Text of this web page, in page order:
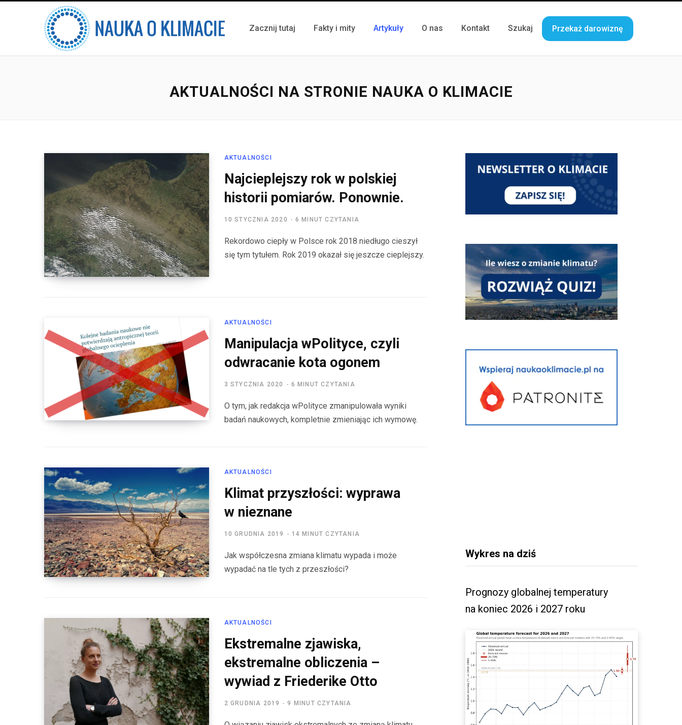
Zacznij tutaj Fakty i mity Artykuły O nas Kontakt Szukaj Przekaż darowiznę
AKTUALNOŚCI NA STRONIE NAUKA O KLIMACIE
AKTUALNOŚCI
Najcieplejszy rok w polskiej
historii pomiarów. Ponownie.
10 STYCZNIA 2020 6 MINUT CZYTANIA
Rekordowo ciepły w Polsce rok 2018 niedługo cieszył
się tym tytułem. Rok 2019 okazał się jeszcze cieplejszy.
AKTUALNOŚCI
Manipulacja wPolityce, czyli
odwracanie kota ogonem
3 STYCZNIA 2020 6 MINUT CZYTANIA
O tym, jak redakcja wPolityce zmanipulowała wyniki
badań naukowych, kompletnie zmieniając ich wymowę.
AKTUALNOŚCI
Klimat przyszłości: wyprawa
w nieznane
10 GRUDNIA 2019 14 MINUT CZYTANIA
Jak współczesna zmiana klimatu wypada i może
wypadać na tle tych z przeszłości?
AKTUALNOŚCI
Ekstremalne zjawiska,
ekstremalne obliczenia –
wywiad z Friederike Otto
2 GRUDNIA 2019 9 MINUT CZYTANIA
Wykres na dziś
Prognozy globalnej temperatury
na koniec 2026 i 2027 roku